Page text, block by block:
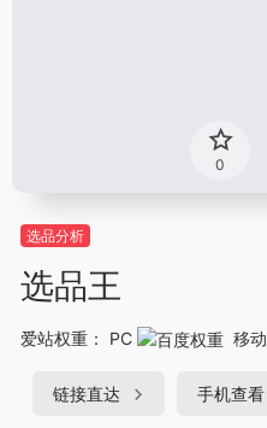
0
选品分析
选品王
爱站权重： PC 移动
链接直达 手机查看